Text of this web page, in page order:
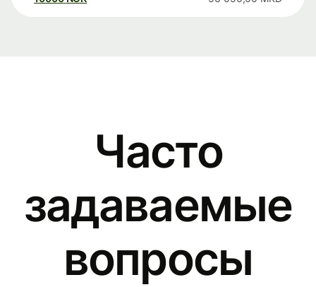
Часто
задаваемые
вопросы